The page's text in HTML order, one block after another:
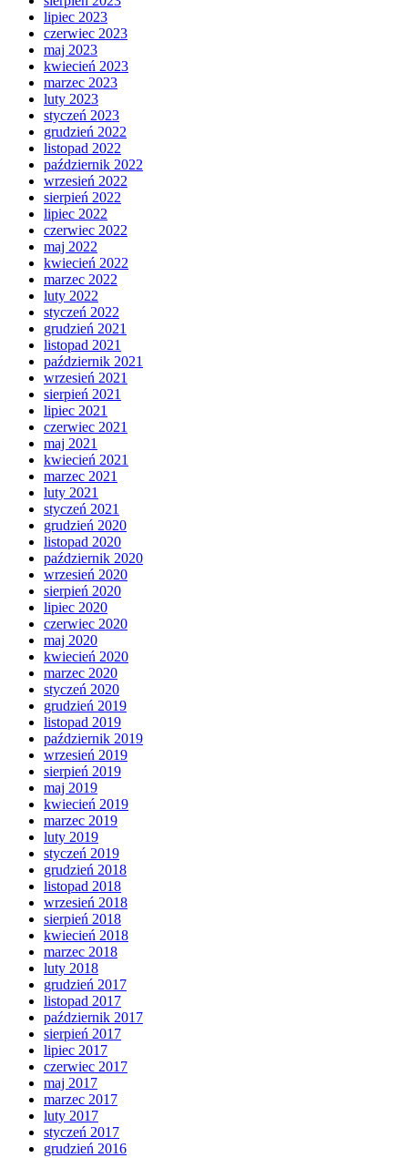
lipiec 2023
czerwiec 2023
maj 2023
kwiecień 2023
marzec 2023
luty 2023
styczeń 2023
grudzień 2022
listopad 2022
październik 2022
wrzesień 2022
sierpień 2022
lipiec 2022
czerwiec 2022
maj 2022
kwiecień 2022
marzec 2022
luty 2022
styczeń 2022
grudzień 2021
listopad 2021
październik 2021
wrzesień 2021
sierpień 2021
lipiec 2021
czerwiec 2021
maj 2021
kwiecień 2021
marzec 2021
luty 2021
styczeń 2021
grudzień 2020
listopad 2020
październik 2020
wrzesień 2020
sierpień 2020
lipiec 2020
czerwiec 2020
maj 2020
kwiecień 2020
marzec 2020
styczeń 2020
grudzień 2019
listopad 2019
październik 2019
wrzesień 2019
sierpień 2019
maj 2019
kwiecień 2019
marzec 2019
luty 2019
styczeń 2019
grudzień 2018
listopad 2018
wrzesień 2018
sierpień 2018
kwiecień 2018
marzec 2018
luty 2018
grudzień 2017
listopad 2017
październik 2017
sierpień 2017
lipiec 2017
czerwiec 2017
maj 2017
marzec 2017
luty 2017
styczeń 2017
grudzień 2016